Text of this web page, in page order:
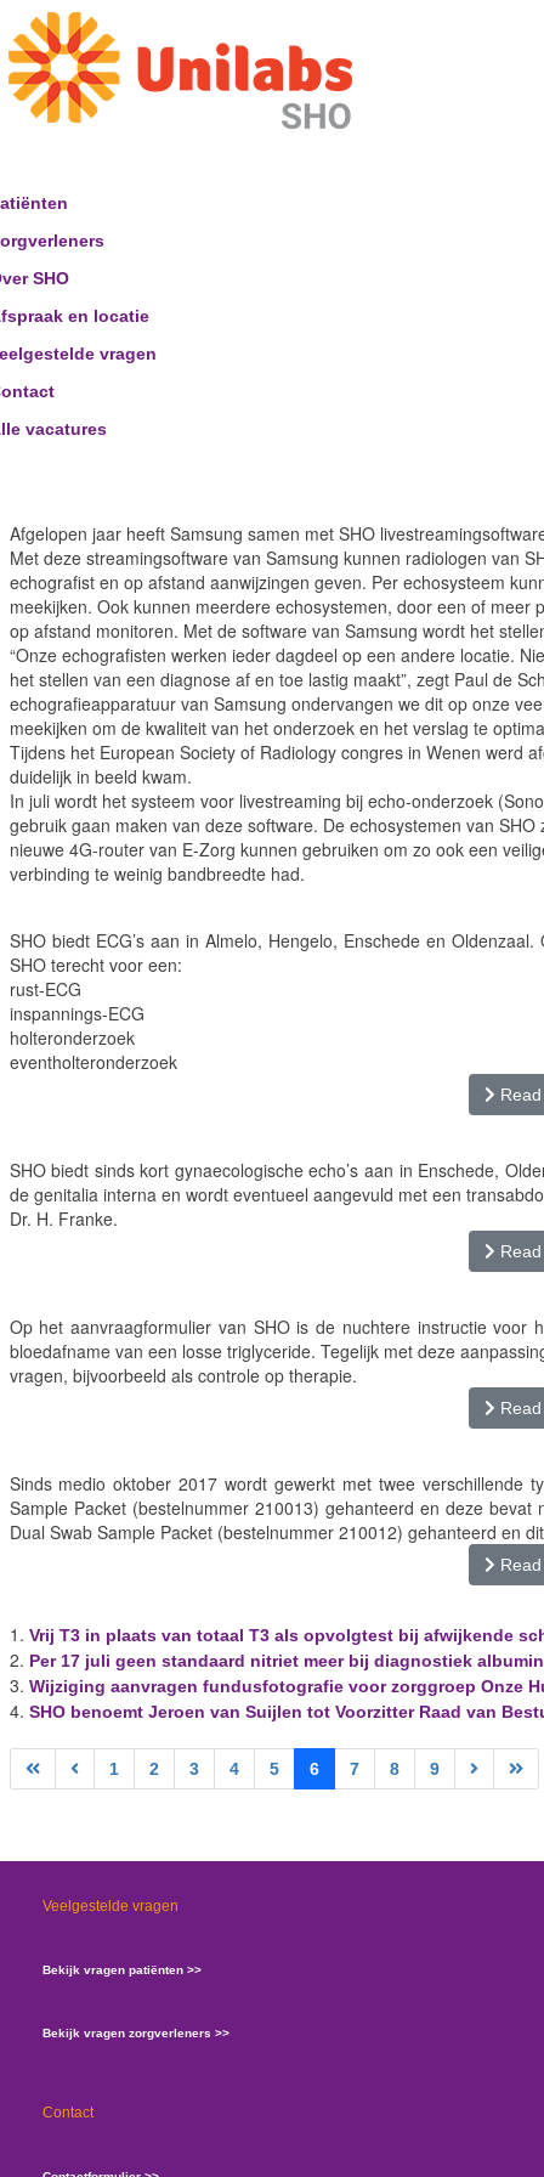
SHO
en locatie
vragen
vacatures
Afgelopen jaar heeft Samsung samen met SHO
Met deze streamingsoftware van Samsung kunnen radiologen van
echografist en op afstand aanwijzingen geven. Per echosysteem
meekijken. Ook kunnen meerdere echosystemen, door een of
op afstand monitoren. Met de software van Samsung wordt het
“Onze echografisten werken ieder dagdeel op een andere locatie.
het stellen van een diagnose af en toe lastig maakt”, zegt Paul de
echografieapparatuur van Samsung ondervangen we dit op onze
meekijken om de kwaliteit van het onderzoek en het verslag te
Tijdens het European Society of Radiology congres in Wenen werd
duidelijk in beeld kwam.
In juli wordt het systeem voor livestreaming bij echo-onderzoek
gebruik gaan maken van deze software. De echosystemen van
nieuwe 4G-router van E-Zorg kunnen gebruiken om zo ook een
verbinding te weinig bandbreedte had.
SHO biedt ECG’s aan in Almelo, Hengelo, Enschede en
SHO terecht voor een:
rust-ECG
inspannings-ECG
holteronderzoek
eventholteronderzoek
SHO biedt sinds kort gynaecologische echo’s aan in Enschede,
de genitalia interna en wordt eventueel aangevuld met een
Dr. H. Franke.
Op het aanvraagformulier van SHO is de nuchtere instructie
bloedafname van een losse triglyceride. Tegelijk met deze
vragen, bijvoorbeeld als controle op therapie.
Sinds medio oktober 2017 wordt gewerkt met twee verschillende
Sample Packet (bestelnummer 210013) gehanteerd en deze
Dual Swab Sample Packet (bestelnummer 210012) gehanteerd en
Vrij T3 in plaats van totaal T3 als opvolgtest bij afwijkende
Per 17 juli geen standaard nitriet meer bij diagnostiek
Wijziging aanvragen fundusfotografie voor zorggroep Onze
SHO benoemt Jeroen van Suijlen tot Voorzitter Raad van
1 2 3 4 5 6 7 8 9
Veelgestelde vragen
Bekijk vragen patiënten >>
Bekijk vragen zorgverleners >>
Contact